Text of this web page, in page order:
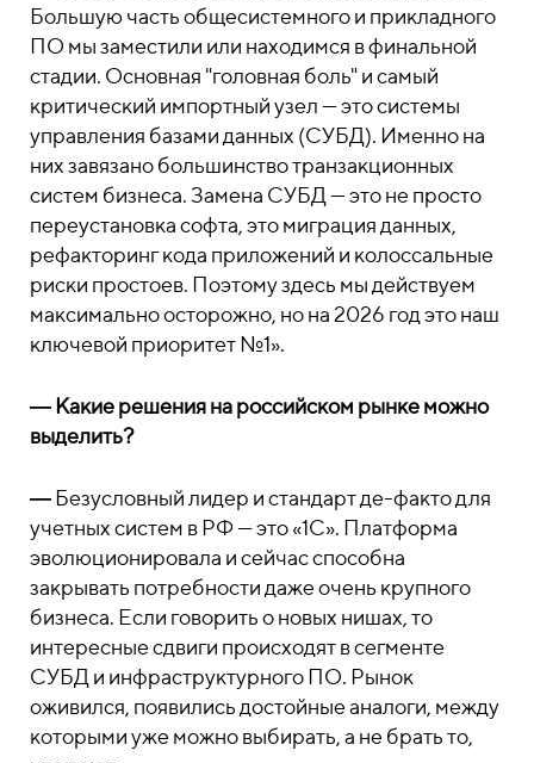
Большую часть общесистемного и прикладного
ПО мы заместили или находимся в финальной
стадии. Основная "головная боль" и самый
критический импортный узел — это системы
управления базами данных (СУБД). Именно на
них завязано большинство транзакционных
систем бизнеса. Замена СУБД — это не просто
переустановка софта, это миграция данных,
рефакторинг кода приложений и колоссальные
риски простоев. Поэтому здесь мы действуем
максимально осторожно, но на 2026 год это наш
ключевой приоритет №1».
― Какие решения на российском рынке можно
выделить?
―Безусловный лидер и стандарт де-факто для
учетных систем в РФ — это «1С». Платформа
эволюционировала и сейчас способна
закрывать потребности даже очень крупного
бизнеса. Если говорить о новых нишах, то
интересные сдвиги происходят в сегменте
СУБД и инфраструктурного ПО. Рынок
оживился, появились достойные аналоги, между
которыми уже можно выбирать, а не брать то,